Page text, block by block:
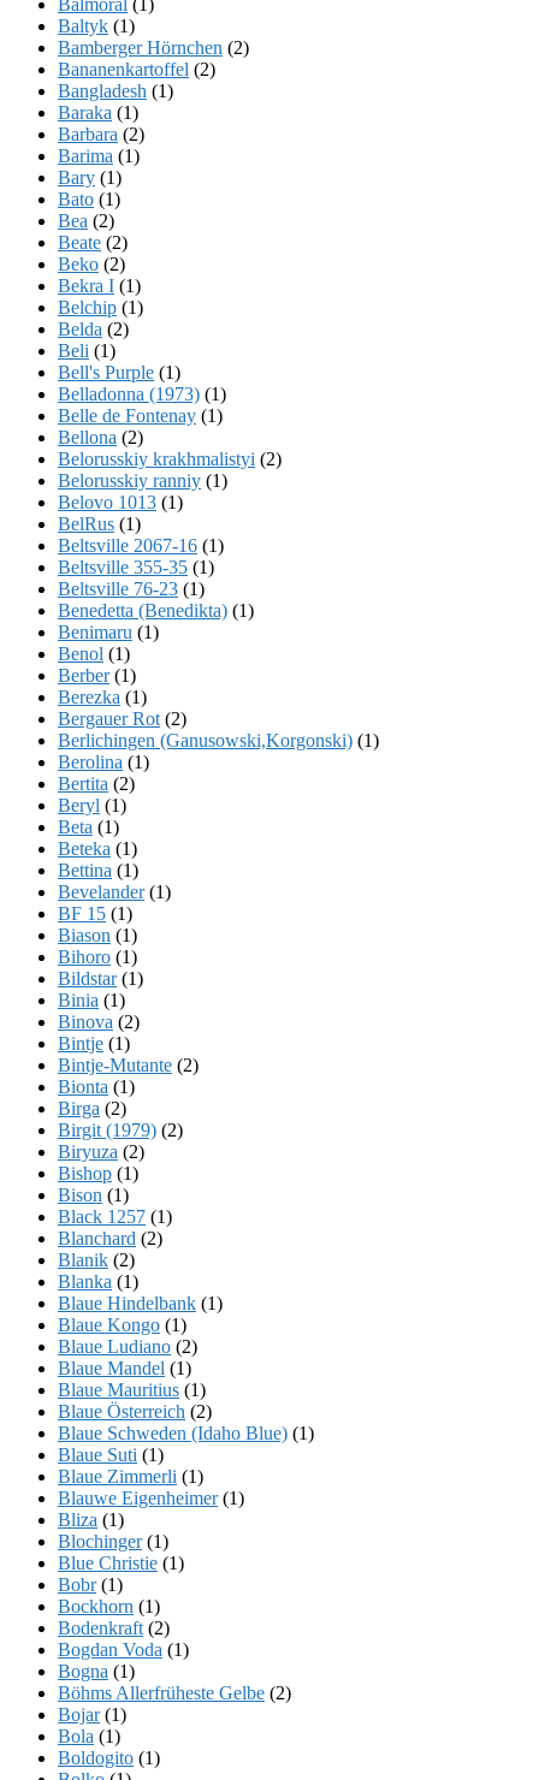
Baltyk (1)
Bamberger Hörnchen (2)
Bananenkartoffel (2)
Bangladesh (1)
Baraka (1)
Barbara (2)
Barima (1)
Bary (1)
Bato (1)
Bea (2)
Beate (2)
Beko (2)
Bekra I (1)
Belchip (1)
Belda (2)
Beli (1)
Bell's Purple (1)
Belladonna (1973) (1)
Belle de Fontenay (1)
Bellona (2)
Belorusskiy krakhmalistyi (2)
Belorusskiy ranniy (1)
Belovo 1013 (1)
BelRus (1)
Beltsville 2067-16 (1)
Beltsville 355-35 (1)
Beltsville 76-23 (1)
Benedetta (Benedikta) (1)
Benimaru (1)
Benol (1)
Berber(1)
Berezka (1)
Bergauer Rot (2)
Berlichingen (Ganusowski,Korgonski) (1)
Berolina (1)
Bertita (2)
Beryl (1)
Beta (1)
Beteka (1)
Bettina (1)
Bevelander(1)
BF 15 (1)
Biason (1)
Bihoro (1)
Bildstar(1)
Binia (1)
Binova (2)
Bintje (1)
Bintje-Mutante (2)
Bionta (1)
Birga (2)
Birgit (1979) (2)
Biryuza (2)
Bishop (1)
Bison (1)
Black 1257 (1)
Blanchard (2)
Blanik (2)
Blanka (1)
Blaue Hindelbank (1)
Blaue Kongo (1)
Blaue Ludiano (2)
Blaue Mandel (1)
Blaue Mauritius (1)
Blaue Österreich (2)
Blaue Schweden (Idaho Blue) (1)
Blaue Suti (1)
Blaue Zimmerli (1)
Blauwe Eigenheimer(1)
Bliza (1)
Blochinger(1)
Blue Christie (1)
Bobr(1)
Bockhorn (1)
Bodenkraft (2)
Bogdan Voda (1)
Bogna (1)
Böhms Allerfrüheste Gelbe (2)
Bojar(1)
Bola (1)
Boldogito (1)